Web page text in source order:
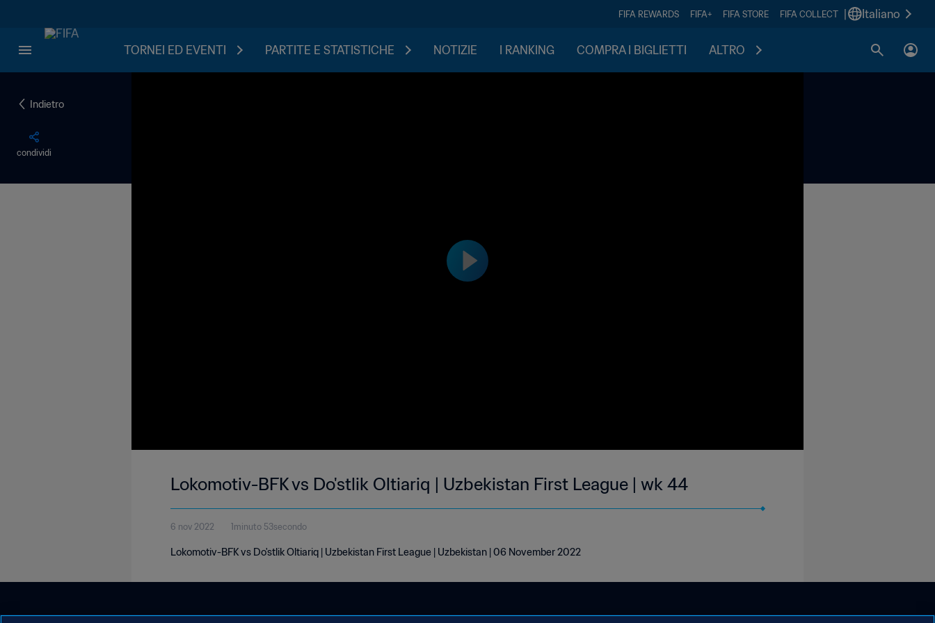
FIFA REWARDS FIFA+ FIFA STORE FIFA COLLECT Italiano
TORNEI ED EVENTI PARTITE E STATISTICHE NOTIZIE I RANKING COMPRA I BIGLIETTI ALTRO
Indietro
condividi
Lokomotiv-BFK vs Do'stlik Oltiariq | Uzbekistan First League | wk 44
6 nov 2022 1minuto 53secondo
Lokomotiv-BFK vs Do'stlik Oltiariq | Uzbekistan First League | Uzbekistan | 06 November 2022